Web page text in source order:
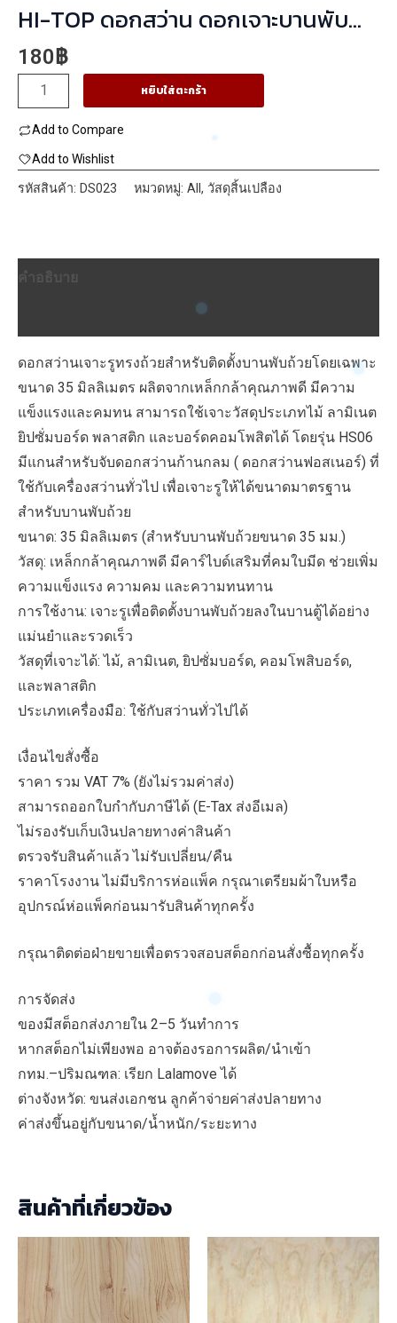
HI-TOP ดอกสว่าน ดอกเจาะบานพับ
ถ้วย HS-06–35mm.
180฿
จำนวน
HI-
TOP
ดอก
สว่าน
บานพับ
06-
-35mm.
ชิ้น
หยิบใส่ตะกร้า
Add to Compare
Add to Wishlist
รหัสสินค้า: DS023 หมวดหมู่: All , วัสดุสิ้นเปลือง
คำอธิบาย
ดอกสว่านเจาะรูทรงถ้วยสำหรับติดตั้งบานพับถ้วยโดยเฉพาะ
ขนาด 35 มิลลิเมตร ผลิตจากเหล็กกล้าคุณภาพดี มีความ
แข็งแรงและคมทน สามารถใช้เจาะวัสดุประเภทไม้ ลามิเนต
ยิปซั่มบอร์ด พลาสติก และบอร์ดคอมโพสิตได้ โดยรุ่น HS06
มีแกนสำหรับจับดอกสว่านก้านกลม ( ดอกสว่านฟอสเนอร์) ที่
ใช้กับเครื่องสว่านทั่วไป เพื่อเจาะรูให้ได้ขนาดมาตรฐาน
สำหรับบานพับถ้วย
ขนาด: 35 มิลลิเมตร (สำหรับบานพับถ้วยขนาด 35 มม.)
วัสดุ: เหล็กกล้าคุณภาพดี มีคาร์ไบด์เสริมที่คมใบมีด ช่วยเพิ่ม
ความแข็งแรง ความคม และความทนทาน
การใช้งาน: เจาะรูเพื่อติดตั้งบานพับถ้วยลงในบานตู้ได้อย่าง
แม่นยำและรวดเร็ว
วัสดุที่เจาะได้: ไม้, ลามิเนต, ยิปซั่มบอร์ด, คอมโพสิบอร์ด,
และพลาสติก
ประเภทเครื่องมือ: ใช้กับสว่านทั่วไปได้
เงื่อนไขสั่งซื้อ
ราคา รวม VAT 7% (ยังไม่รวมค่าส่ง)
สามารถออกใบกำกับภาษีได้ (E-Tax ส่งอีเมล)
ไม่รองรับเก็บเงินปลายทางค่าสินค้า
ตรวจรับสินค้าแล้ว ไม่รับเปลี่ยน/คืน
ราคาโรงงาน ไม่มีบริการห่อแพ็ค กรุณาเตรียมผ้าใบหรือ
อุปกรณ์ห่อแพ็คก่อนมารับสินค้าทุกครั้ง
กรุณาติดต่อฝ่ายขายเพื่อตรวจสอบสต็อกก่อนสั่งซื้อทุกครั้ง
การจัดส่ง
ของมีสต็อกส่งภายใน 2–5 วันทำการ
หากสต็อกไม่เพียงพอ อาจต้องรอการผลิต/นำเข้า
กทม.–ปริมณฑล: เรียก Lalamove ได้
ต่างจังหวัด: ขนส่งเอกชน ลูกค้าจ่ายค่าส่งปลายทาง
ค่าส่งขึ้นอยู่กับขนาด/น้ำหนัก/ระยะทาง
สินค้าที่เกี่ยวข้อง